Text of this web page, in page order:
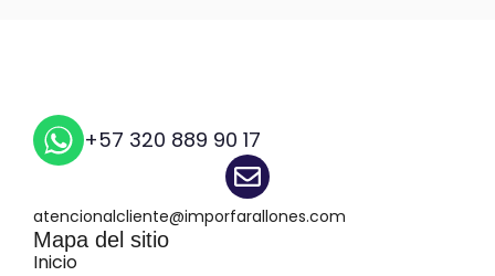
+57 320 889 90 17
atencionalcliente@imporfarallones.com
Mapa del sitio
Inicio